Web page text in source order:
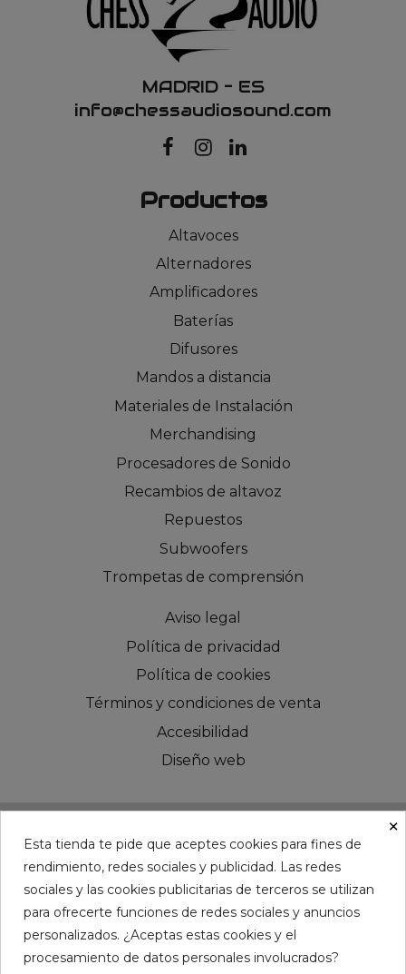
MADRID – ES
info@chessaudiosound.com
Productos
Altavoces
Alternadores
Amplificadores
Baterías
Difusores
Mandos a distancia
Materiales de Instalación
Merchandising
Procesadores de Sonido
Recambios de altavoz
Repuestos
Subwoofers
Trompetas de comprensión
Aviso legal
Política de privacidad
Política de cookies
Términos y condiciones de venta
Accesibilidad
Diseño web
©CHESS AUDIO - Since 2016
×
Esta tienda te pide que aceptes cookies para fines de
rendimiento, redes sociales y publicidad. Las redes
sociales y las cookies publicitarias de terceros se utilizan
para ofrecerte funciones de redes sociales y anuncios
personalizados. ¿Aceptas estas cookies y el
procesamiento de datos personales involucrados?